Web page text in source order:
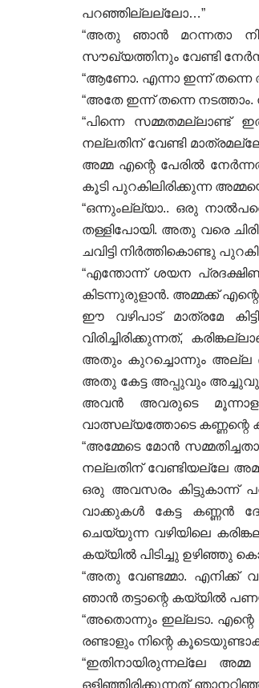
പറഞ്ഞില്ലല്ലോ…”
“അതു ഞാൻ മറന്നതാ
സൗഖ്യത്തിനും വേണ്ടി
“ആണോ. എന്നാ ഇന്ന് തന്നെ
“അതേ ഇന്ന് തന്നെ
“പിന്നെ സമ്മതമല്ലാണ്ട്
നല്ലതിന് വേണ്ടി
അമ്മ എന്റെ പേരിൽ
കൂടി പുറകിലിരിക്കുന്ന
“ഒന്നുംല്ല്യാ.. ഒരു
തള്ളിപോയി. അതു വരെ
ചവിട്ടി നിർത്തികൊണ്ടു
“എന്തോന്ന് ശയന
കിടന്നുരുളാൻ. അമ്മക്ക് എന്റെ
ഈ വഴിപാട് മാത്രമേ
വിരിച്ചിരിക്കുന്നത്,
അതും കുറച്ചൊന്നും അല്ല
അതു കേട്ട അപ്പുവും അച്ചുവും
അവൻ അവരുടെ
വാത്സല്യത്തോടെ കണ്ണന്റെ
“അമ്മേടെ മോൻ
നല്ലതിന് വേണ്ടിയല്ലേ
ഒരു അവസരം കിട്ടുകാന്ന്
വാക്കുകൾ കേട്ട കണ്ണൻ
ചെയ്യുന്ന വഴിയിലെ
കയ്യിൽ പിടിച്ചു ഉഴിഞ്ഞു
“അതു വേണ്ടമ്മാ. എനിക്ക്
ഞാൻ തട്ടാന്റെ കയ്യിൽ
“അതൊന്നും ഇല്ലടാ. എന്റെ
രണ്ടാളും നിന്റെ
“ഇതിനായിരുന്നല്ലേ
ഒളിഞ്ഞിരിക്കുന്നത്